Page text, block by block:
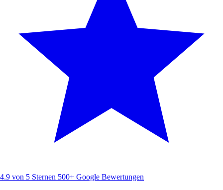
4.9 von 5 Sternen 500+ Google Bewertungen